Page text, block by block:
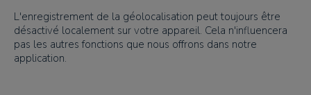
L'enregistrement de la géolocalisation peut toujours être
désactivé localement sur votre appareil. Cela n'influencera
pas les autres fonctions que nous offrons dans notre
application.